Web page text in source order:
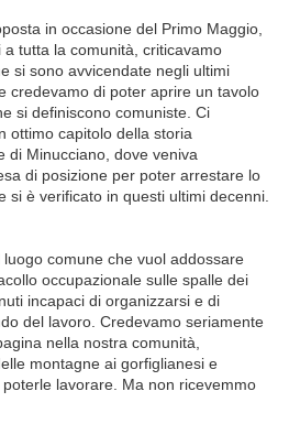
in occasione del Primo Maggio,
tutta la comunità, criticavamo
si sono avvicendate negli ultimi
credevamo di poter aprire un tavolo
si definiscono comuniste. Ci
ottimo capitolo della storia
di Minucciano, dove veniva
di posizione per poter arrestare lo
si è verificato in questi ultimi decenni.
comune che vuol addossare
occupazionale sulle spalle dei
incapaci di organizzarsi e di
del lavoro. Credevamo seriamente
nella nostra comunità,
montagne ai gorfiglianesi e
lavorare. Ma non ricevemmo